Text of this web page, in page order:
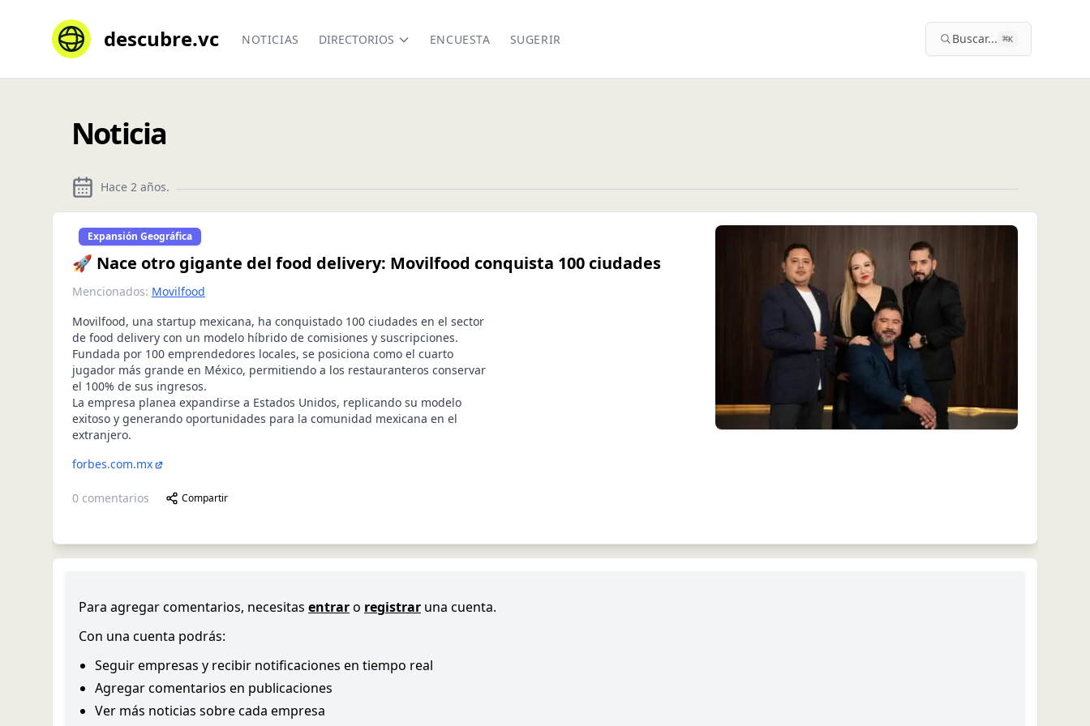
descubre.vc NOTICIAS DIRECTORIOS ENCUESTA SUGERIR Buscar... ⌘K
Noticia
Hace 2 años.
Expansión Geográfica
🚀 Nace otro gigante del food delivery: Movilfood conquista 100 ciudades
Mencionados: Movilfood
Movilfood, una startup mexicana, ha conquistado 100 ciudades en el sector
de food delivery con un modelo híbrido de comisiones y suscripciones.
Fundada por 100 emprendedores locales, se posiciona como el cuarto
jugador más grande en México, permitiendo a los restauranteros conservar
el 100% de sus ingresos.
La empresa planea expandirse a Estados Unidos, replicando su modelo
exitoso y generando oportunidades para la comunidad mexicana en el
extranjero.
forbes.com.mx
0 comentarios Compartir
Para agregar comentarios, necesitas entraro registrar una cuenta.
Con una cuenta podrás:
Seguir empresas y recibir notificaciones en tiempo real
Agregar comentarios en publicaciones
Ver más noticias sobre cada empresa